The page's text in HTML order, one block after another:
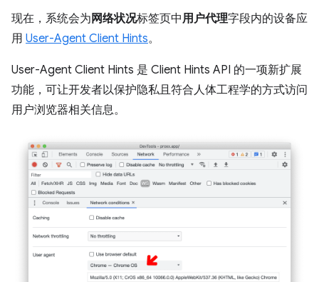
现在，系统会为 网络状况标签页中用户代理字段内的设备应
用 User-Agent Client Hints。
User-Agent Client Hints 是 Client Hints API 的一项新扩展
功能，可让开发者以保护隐私且符合人体工程学的方式访问
用户浏览器相关信息。